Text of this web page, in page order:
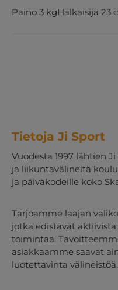
Paino 3 kgHalkaisija 23
Tietoja Ji Sport
Vuodesta 1997 lähtien
ja liikuntavälineitä
ja päiväkodeille koko
Tarjoamme laajan
jotka edistävät
toimintaa.
asiakkaamme saavat
luotettavinta välineistöä.